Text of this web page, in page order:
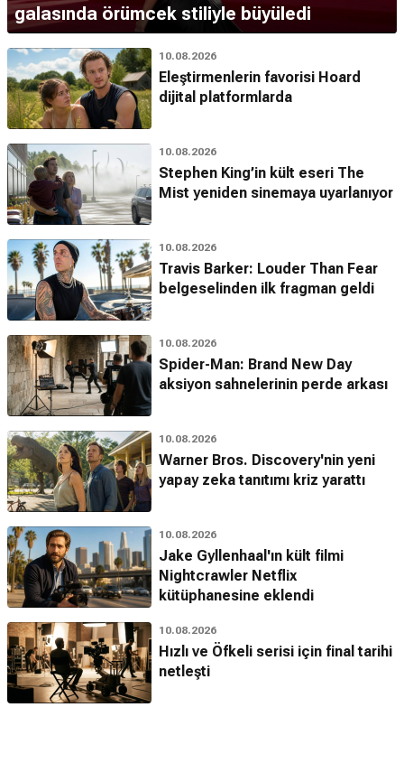
galasında örümcek stiliyle büyüledi
10.08.2026
Eleştirmenlerin favorisi Hoard
dijital platformlarda
10.08.2026
Stephen King’in kült eseri The
Mist yeniden sinemaya uyarlanıyor
10.08.2026
Travis Barker: Louder Than Fear
belgeselinden ilk fragman geldi
10.08.2026
Spider-Man: Brand New Day
aksiyon sahnelerinin perde arkası
10.08.2026
Warner Bros. Discovery'nin yeni
yapay zeka tanıtımı kriz yarattı
10.08.2026
Jake Gyllenhaal'ın kült filmi
Nightcrawler Netflix
kütüphanesine eklendi
10.08.2026
Hızlı ve Öfkeli serisi için final tarihi
netleşti